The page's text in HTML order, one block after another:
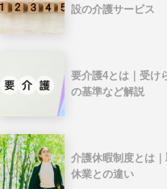
設の介護サービス
要介護4とは｜受け
の基準など解説
介護休暇制度とは
休業との違い